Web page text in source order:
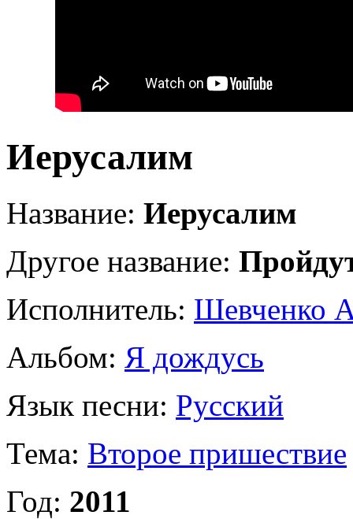
Иерусалим
Название: Иерусалим
Другое название:
Исполнитель: Шевченко
Альбом: Я дождусь
Язык песни: Русский
Тема: Второе пришествие
Год: 2011